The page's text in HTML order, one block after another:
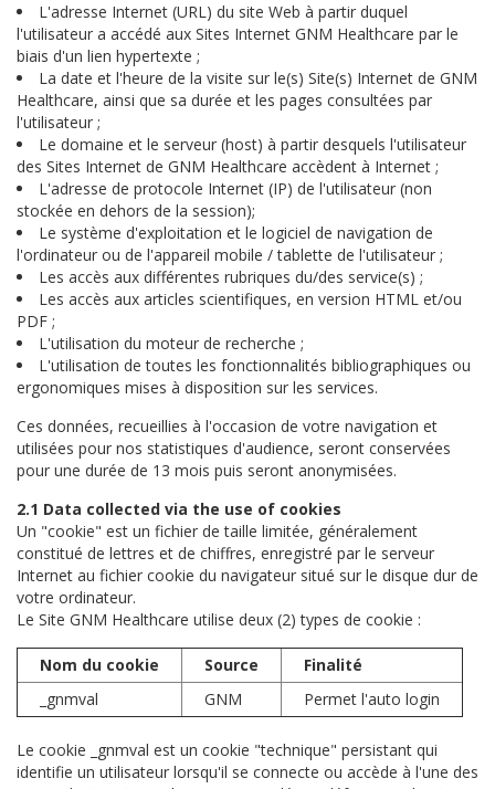
L'adresse Internet (URL) du site Web à partir duquel
l'utilisateur a accédé aux Sites Internet GNM Healthcare par le
biais d'un lien hypertexte ;
La date et l'heure de la visite sur le(s) Site(s) Internet de GNM
Healthcare, ainsi que sa durée et les pages consultées par
l'utilisateur ;
Le domaine et le serveur (host) à partir desquels l'utilisateur
des Sites Internet de GNM Healthcare accèdent à Internet ;
L'adresse de protocole Internet (IP) de l'utilisateur (non
stockée en dehors de la session);
Le système d'exploitation et le logiciel de navigation de
l'ordinateur ou de l'appareil mobile / tablette de l'utilisateur ;
Les accès aux différentes rubriques du/des service(s) ;
Les accès aux articles scientifiques, en version HTML et/ou
PDF ;
L'utilisation du moteur de recherche ;
L'utilisation de toutes les fonctionnalités bibliographiques ou
ergonomiques mises à disposition sur les services.
Ces données, recueillies à l'occasion de votre navigation et
utilisées pour nos statistiques d'audience, seront conservées
pour une durée de 13 mois puis seront anonymisées.
2.1 Data collected via the use of cookies
Un "cookie" est un fichier de taille limitée, généralement
constitué de lettres et de chiffres, enregistré par le serveur
Internet au fichier cookie du navigateur situé sur le disque dur de
votre ordinateur.
Le Site GNM Healthcare utilise deux (2) types de cookie :
Nom du cookie Source
Finalité
_gnmval
GNM Permet l'auto login
Le cookie _gnmval est un cookie "technique" persistant qui
identifie un utilisateur lorsqu'il se connecte ou accède à l'une des